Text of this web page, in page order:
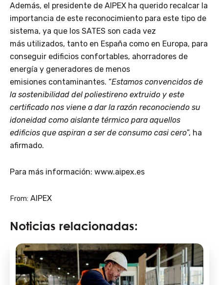
Además, el presidente de AIPEX ha querido recalcar la
importancia de este reconocimiento para este tipo de
sistema, ya que los SATES son cada vez
más utilizados, tanto en España como en Europa, para
conseguir edificios confortables, ahorradores de
energía y generadores de menos
emisiones contaminantes. “Estamos convencidos de
la sostenibilidad del poliestireno extruido y este
certificado nos viene a dar la razón reconociendo su
idoneidad como aislante térmico para aquellos
edificios que aspiran a ser de consumo casi cero”, ha
afirmado.
Para más información: www.aipex.es
From: AIPEX
Noticias relacionadas: